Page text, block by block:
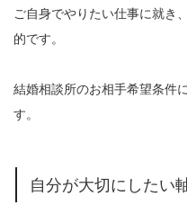
ご自身でやりたい仕事に就き
的です。
結婚相談所のお相手希望条件
す。
自分が大切にしたい